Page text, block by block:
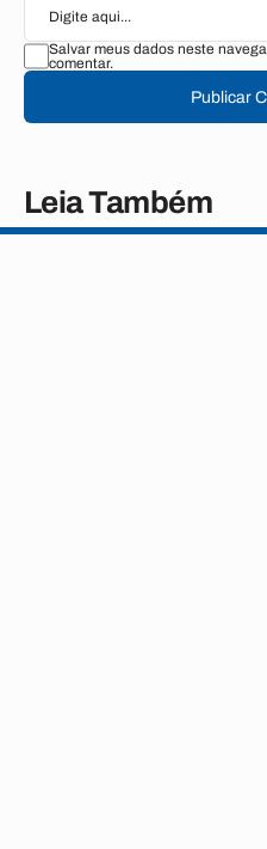
Salvar meus dados neste
comentar.
Publicar
Leia Também